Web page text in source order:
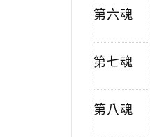
第六魂
第七魂
第八魂